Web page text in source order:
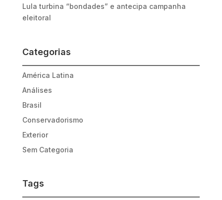
Lula turbina “bondades” e antecipa campanha
eleitoral
Categorias
América Latina
Análises
Brasil
Conservadorismo
Exterior
Sem Categoria
Tags